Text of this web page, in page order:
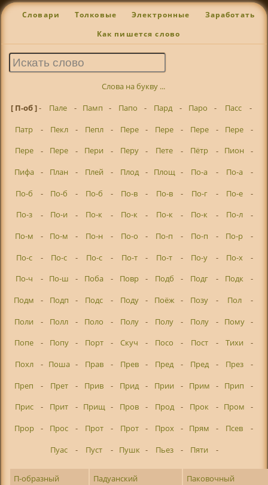
Словари Толковые Электронные Заработать
Как пишется слово
Слова на букву ...
[ П-об ]- Пале - Памп - Папо - Пард - Паро - Пасс
-
Патр
- Пекл - Пепл - Пере - Пере - Пере - Пере
-
Пере
- Пере - Пери - Перу - Пете - Пётр - Пион
-
Пифа
- План - Плей - Плод - Площ - По-а - По-а
-
По-б
- По-б - По-б - По-в - По-в - По-г - По-е
-
По-з
- По-и - По-к - По-к - По-к - По-к - По-л
-
По-м
- По-м - По-н - По-о - По-п - По-п - По-р
-
По-с
- По-с - По-с - По-т - По-т - По-у - По-х
-
По-ч
- По-ш - Поба - Повр - Подб - Подг - Подк
-
Подм
- Подп - Подс - Поду - Поёж - Позу - Пол
-
Поли
- Полл - Поло - Полу - Полу - Полу - Пому -
Попе
- Попу - Порт - Скуч - Посо - Пост - Тихи
-
Похл
- Поша - Прав - Прев - Пред - Пред - През
-
Преп
- Прет - Прив - Прид - Прии - Прим - Прип
-
Прис
- Прит - Прищ - Пров - Прод - Прок - Пром
-
Прор
- Прос - Прот - Прот - Прох - Прям - Псев
-
Пуас
- Пуст - Пушк - Пьез - Пяти -
П-образный Падуанский
Паковочный